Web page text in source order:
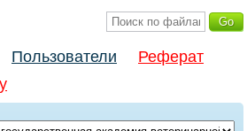
Пользователи
Реферат